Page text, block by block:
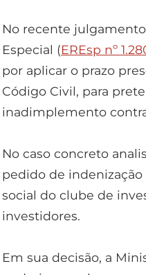
No recente
Especial (EREsp nº
por aplicar o prazo
Código Civil, para
inadimplemento
No caso concreto
pedido de
social do clube de
investidores.
Em sua decisão, a